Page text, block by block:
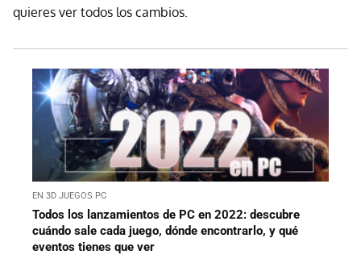
quieres ver todos los cambios.
EN 3D JUEGOS PC
Todos los lanzamientos de PC en 2022: descubre
cuándo sale cada juego, dónde encontrarlo, y qué
eventos tienes que ver